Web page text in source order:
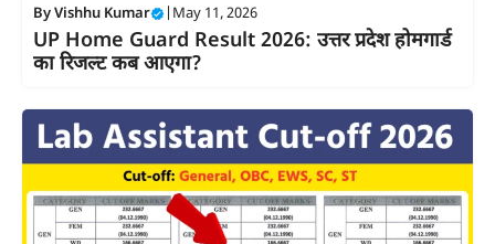
ByVishhu Kumar May 11, 2026
UP Home Guard Result 2026: उत्तर प्रदेश होमगार्ड
का रिजल्ट कब आएगा?